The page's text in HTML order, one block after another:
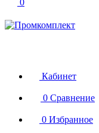
0
Кабинет
0 Сравнение
0 Избранное